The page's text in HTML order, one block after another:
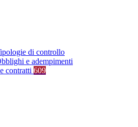
di controllo
e adempimenti
contratti 609